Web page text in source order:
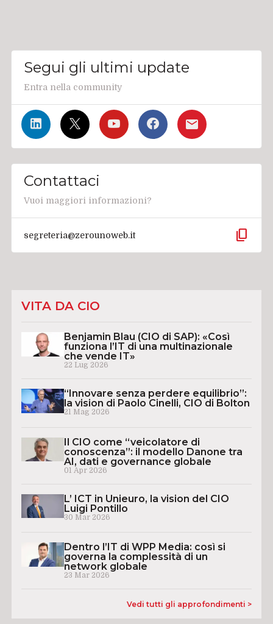
Segui gli ultimi update
Entra nella community
Contattaci
Vuoi maggiori informazioni?
segreteria@zerounoweb.it content_copy
VITA DA CIO
Benjamin Blau (CIO di SAP): «Così
funziona l’IT di una multinazionale
che vende IT»
22 Lug 2026
“Innovare senza perdere equilibrio”:
la vision di Paolo Cinelli, CIO di Bolton
21 Mag 2026
Il CIO come “veicolatore di
conoscenza”: il modello Danone tra
AI, dati e governance globale
01 Apr 2026
L’ ICT in Unieuro, la vision del CIO
Luigi Pontillo
30 Mar 2026
Dentro l’IT di WPP Media: così si
governa la complessità di un
network globale
23 Mar 2026
Vedi tutti gli approfondimenti >